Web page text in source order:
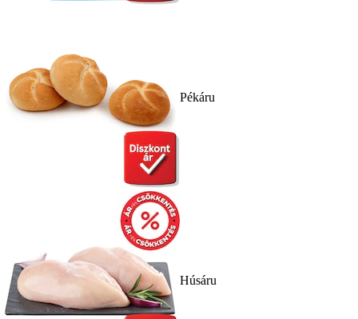
Pékáru
Húsáru